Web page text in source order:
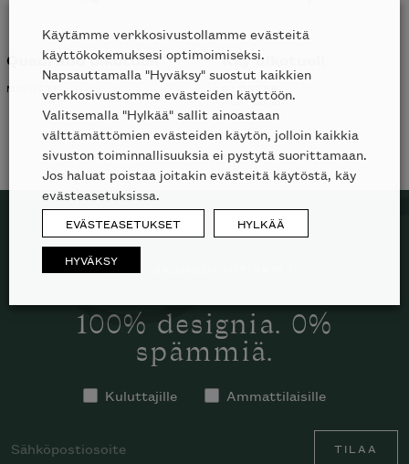
Quadrado ulkotuoli
MINOTTI
Kay ulkotuoli
GLOSTER
ALK.2088€
TILAA SKANNO-UUTISKIRJE
100% designia. 0%
spämmiä.
Kuluttajille Ammattilaisille
TILAA
Käytämme verkkosivustollamme evästeitä
käyttökokemuksesi optimoimiseksi.
Napsauttamalla "Hyväksy" suostut kaikkien
verkkosivustomme evästeiden käyttöön.
Valitsemalla "Hylkää" sallit ainoastaan
välttämättömien evästeiden käytön, jolloin kaikkia
sivuston toiminnallisuuksia ei pystytä suorittamaan.
Jos haluat poistaa joitakin evästeitä käytöstä, käy
evästeasetuksissa.
EVÄSTEASETUKSET HYLKÄÄ
HYVÄKSY